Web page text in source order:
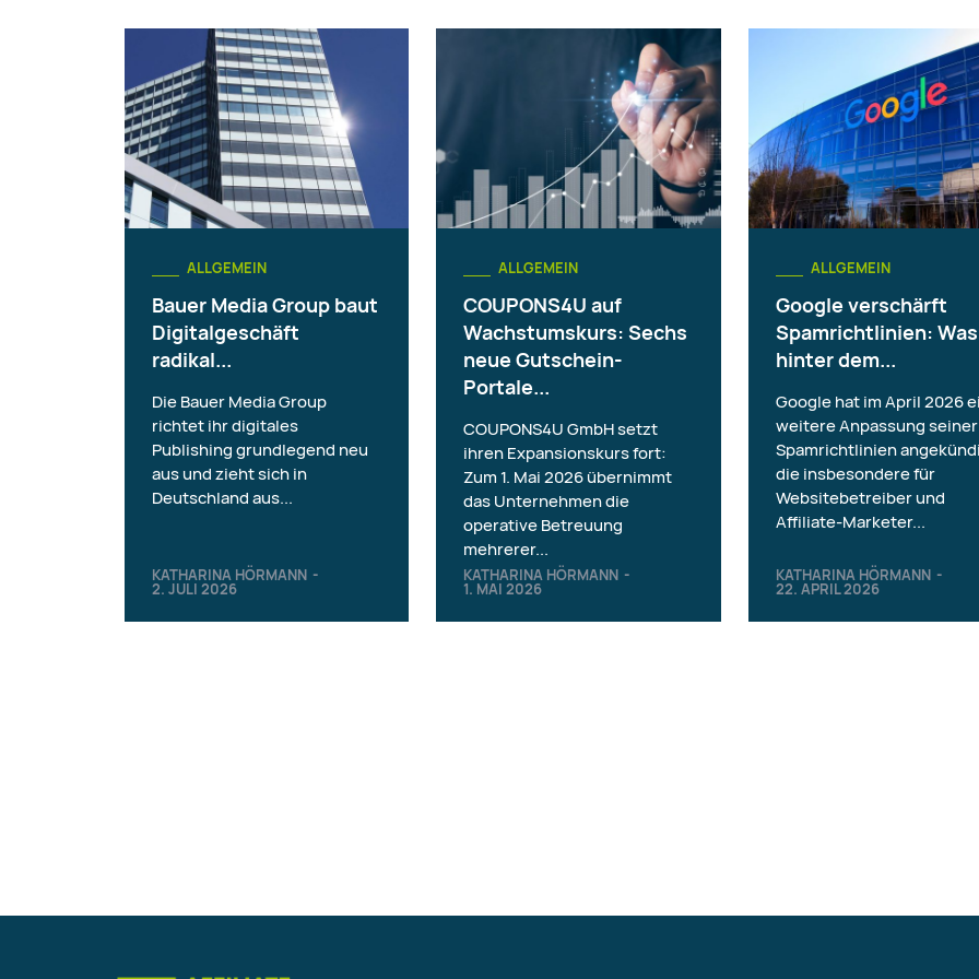
ALLGEMEIN
Bauer Media Group baut
Digitalgeschäft
radikal...
KATHARINA HÖRMANN -
2. JULI 2026
Die Bauer Media Group
richtet ihr digitales
Publishing grundlegend neu
aus und zieht sich in
Deutschland aus...
ALLGEMEIN
COUPONS4U auf
Wachstumskurs: Sechs
neue Gutschein-
Portale...
KATHARINA HÖRMANN -
1. MAI 2026
COUPONS4U GmbH setzt
ihren Expansionskurs fort:
Zum 1. Mai 2026 übernimmt
das Unternehmen die
operative Betreuung
mehrerer...
ALLGEMEIN
Google verschärft
Spamrichtlinien: Was
hinter dem...
KATHARINA HÖRMANN -
22. APRIL 2026
Google hat im April 2026
weitere Anpassung seiner
Spamrichtlinien
die insbesondere für
Websitebetreiber und
Affiliate-Marketer...